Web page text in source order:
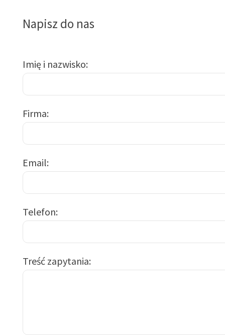
Napisz do nas
Imię i nazwisko
Firma
Email
Telefon
Treść zapytania